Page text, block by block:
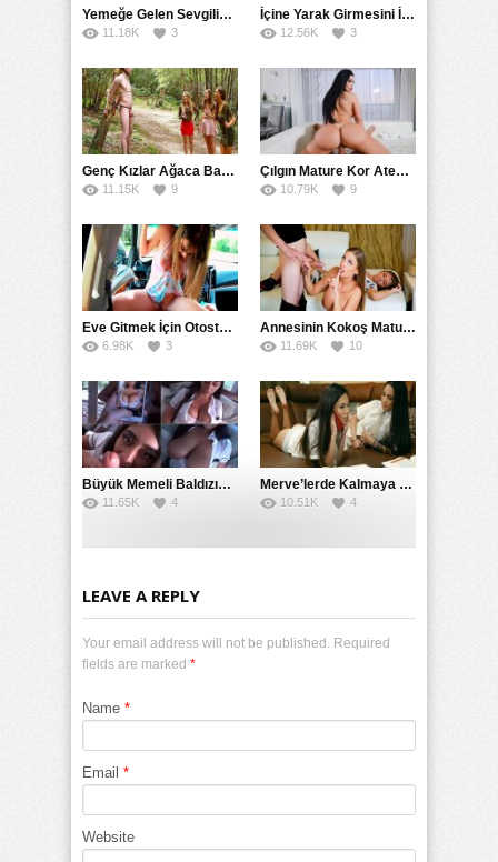
Yemeğe Gelen Sevgilisinin Arkadaşına Yarak Yedirdi
11.18K 3
İçine Yarak Girmesini İsteyince Kuzeninin Penisini Kullandı
12.56K 3
Genç Kızlar Ağaca Bağlayarak Tecavüz Etmek İstediler
11.15K 9
Çılgın Mature Kor Ateşiyle Misafirini Yakıp Eritti
10.79K 9
Eve Gitmek İçin Otostop Çeken Üniversiteli Bedelini Ödedi
6.98K 3
Annesinin Kokoş Mature Arkadaşı Tarafından Saksoya Uğradı
11.69K 10
Büyük Memeli Baldızının Takipçilerinin Çoğalması İçin Yardım Etti
11.65K 4
Merve’lerde Kalmaya Gelen Liseli Kız Fanteziyi Dibine Verdirdi
10.51K 4
LEAVE A REPLY
Your email address will not be published. Required
fields are marked *
Name *
Email *
Website